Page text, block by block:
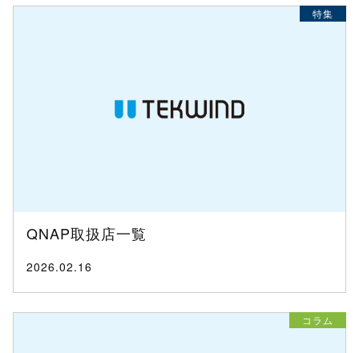
特集
QNAP取扱店一覧
2026.02.16
コラム